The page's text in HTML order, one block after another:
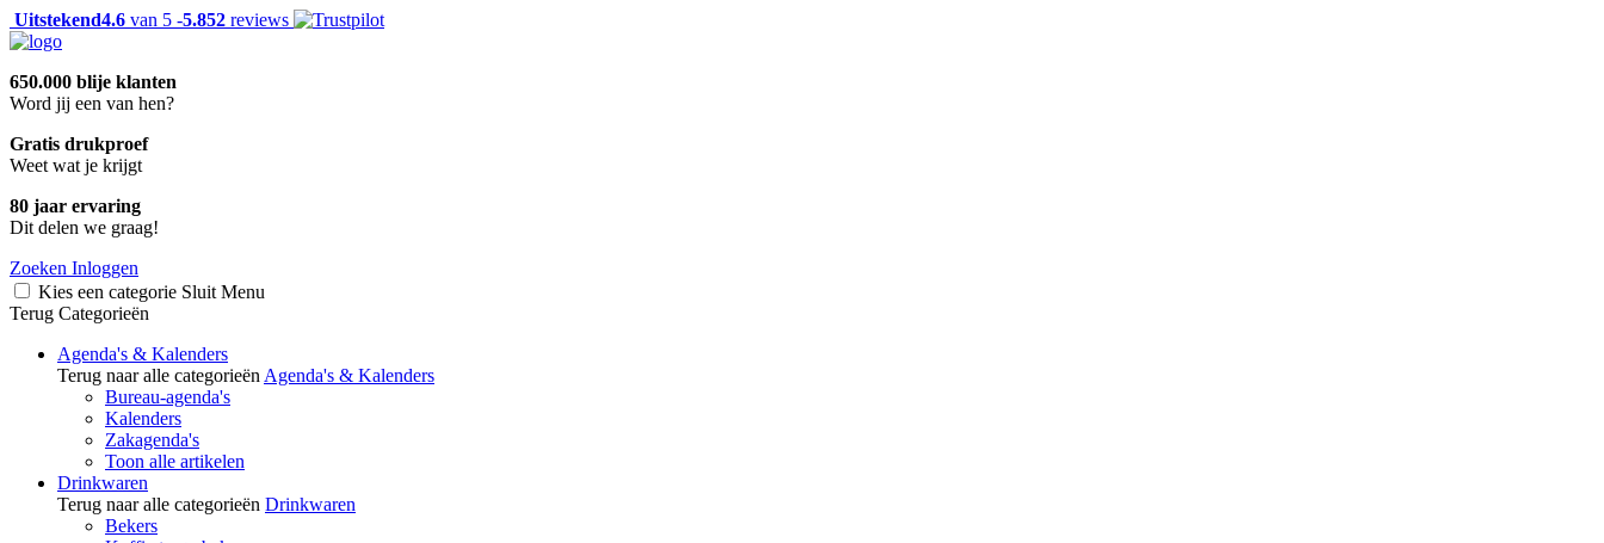
Uitstekend4.6 van 5 -5.852 reviews
650.000 blije klanten
Word jij een van hen?
Gratis drukproef
Weet wat je krijgt
80 jaar ervaring
Dit delen we graag!
Zoeken Inloggen
Kies een categorie Sluit Menu
Terug Categorieën
Agenda's & Kalenders
Terug naar alle categorieën Agenda's & Kalenders
Bureau-agenda's
Kalenders
Zakagenda's
Toon alle artikelen
Drinkwaren
Terug naar alle categorieën Drinkwaren
Bekers